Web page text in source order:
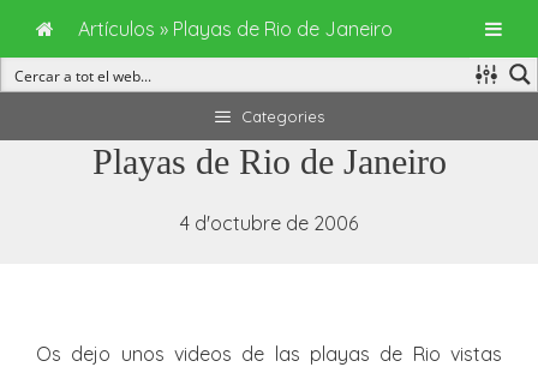
al
Categories
Playas de Rio de Janeiro
4 d'octubre de 2006
Os dejo unos videos de las playas de Rio vistas
Artículos » Playas de Rio de Janeiro